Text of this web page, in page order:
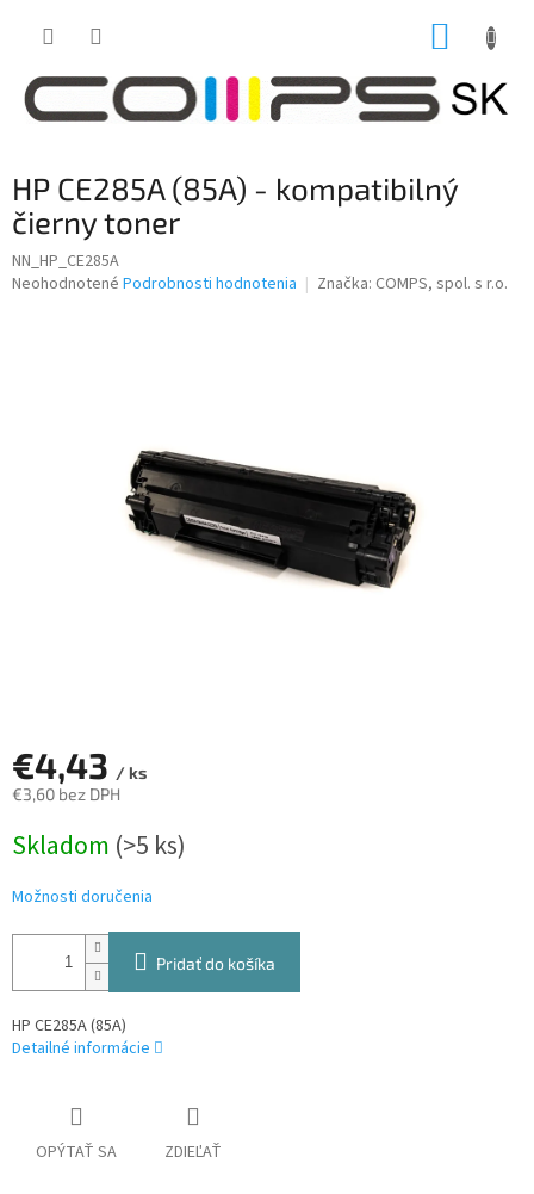
HP CE285A (85A) - kompatibilný
čierny toner
NN_HP_CE285A
Priemerné
Neohodnotené Podrobnosti hodnotenia Značka: COMPS, spol. s r.o.
€4,43 / ks
€3,60 bez DPH
cena:
Skladom (>5 ks)
Možnosti doručenia
Pridať do košíka
HP CE285A (85A)
Detailné informácie
OPÝTAŤ SA ZDIEĽAŤ